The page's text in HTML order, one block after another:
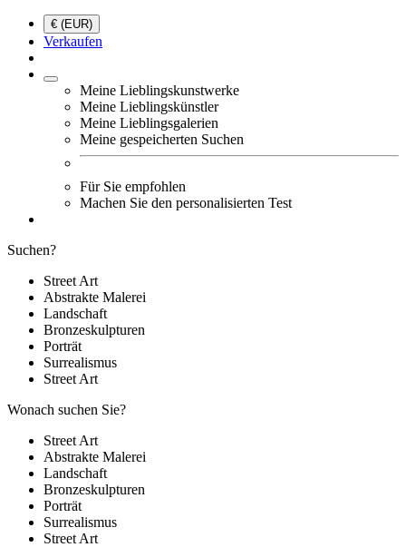
€ (EUR)
Verkaufen
Meine Lieblingskunstwerke
Meine Lieblingskünstler
Meine Lieblingsgalerien
Meine gespeicherten Suchen
Für Sie empfohlen
Machen Sie den personalisierten Test
Suchen?
Street Art
Abstrakte Malerei
Landschaft
Bronzeskulpturen
Porträt
Surrealismus
Street Art
Wonach suchen Sie?
Street Art
Abstrakte Malerei
Landschaft
Bronzeskulpturen
Porträt
Surrealismus
Street Art